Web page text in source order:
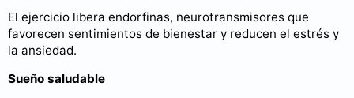
El ejercicio libera endorfinas, neurotransmisores que
favorecen sentimientos de bienestar y reducen el estrés y
la ansiedad.
Sueño saludable